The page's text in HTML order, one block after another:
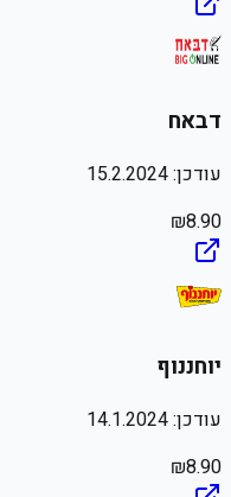
דבאח
עודכן:15.2.2024
₪8.90
יוחננוף
עודכן:14.1.2024
₪8.90